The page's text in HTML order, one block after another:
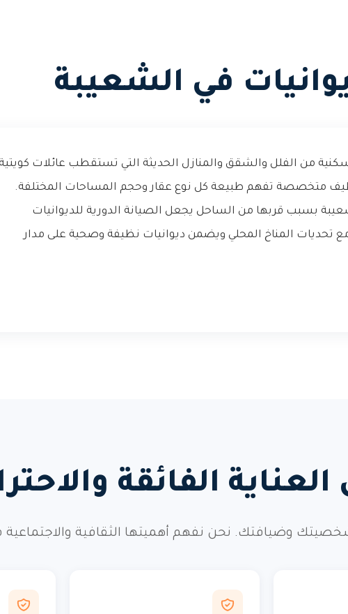
في الشعيبة
من الفلل والشقق والمنازل الحديثة التي تستقطب عائلات كويتية
متخصصة تفهم طبيعة كل نوع عقار وحجم المساحات المختلفة.
بسبب قربها من الساحل يجعل الصيانة الدورية للديوانيات
تحديات المناخ المحلي ويضمن ديوانيات نظيفة وصحية على مدار
الفائقة
وضيافتك. نحن نفهم أهميتها الثقافية والاجتماعية في